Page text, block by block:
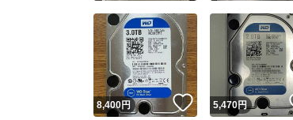
8,400円 いいね！
5,470円